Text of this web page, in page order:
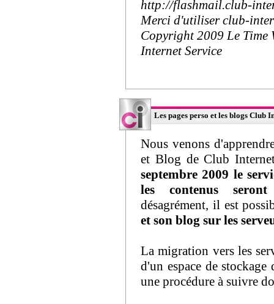
http://flashmail.club-
Merci d'utiliser club-
Copyright 2009 Le Time
Internet Service
Les pages perso et les blogs Club
Nous venons
et Blog de Club
septembre 2009 le
les contenus seront
désagrément, il est
et son blog sur les
La migration vers les
d'un espace de
une procédure à suivre